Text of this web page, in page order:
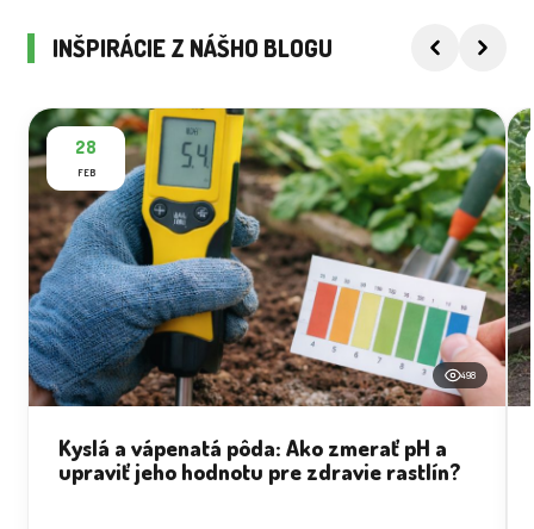
INŠPIRÁCIE Z NÁŠHO BLOGU
28
FEB
498
Kyslá a vápenatá pôda: Ako zmerať pH a
upraviť jeho hodnotu pre zdravie rastlín?